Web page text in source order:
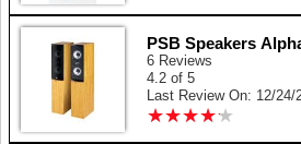
PSB Speakers
6 Reviews
4.2 of 5
Last Review On: 12/24/
★★★★★
★★★★★